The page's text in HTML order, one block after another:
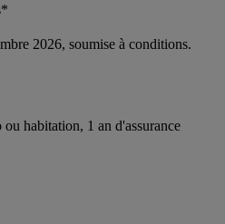
2026, soumise à conditions.
habitation, 1 an d'assurance